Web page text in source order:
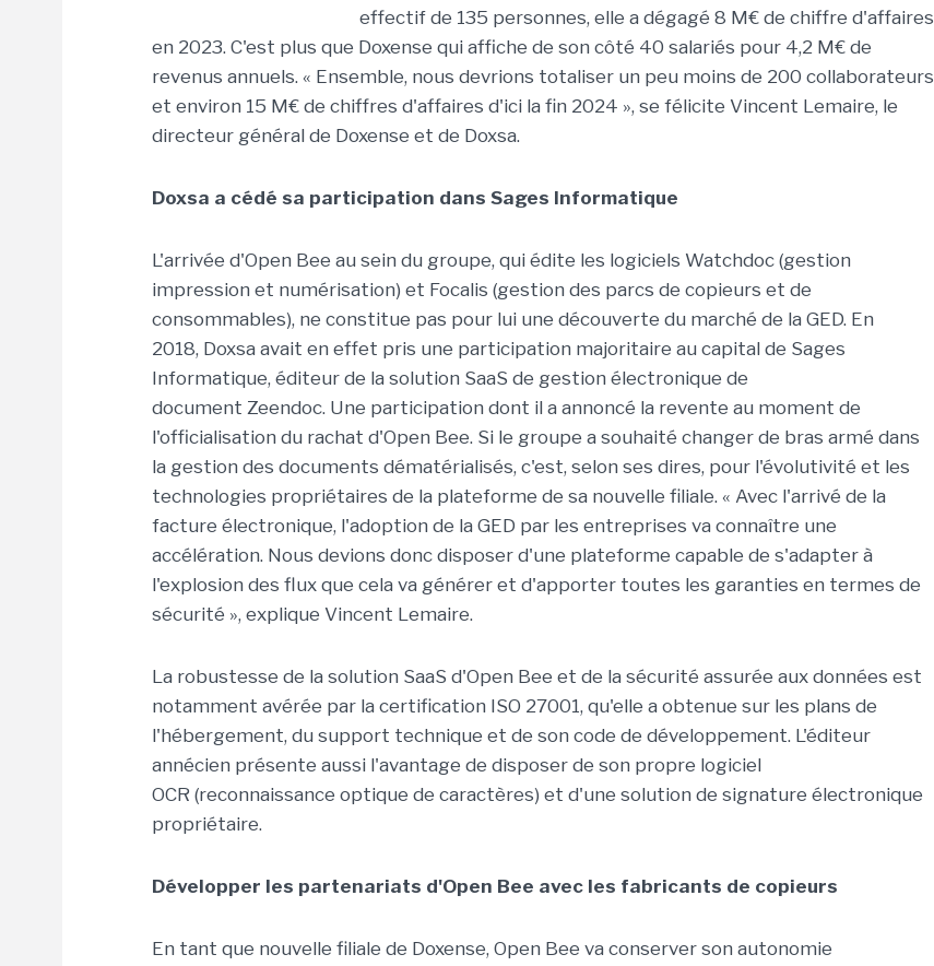
effectif de 135 personnes, elle a dégagé 8 M€ de chiffre d'affaires
en 2023. C'est plus que Doxense qui affiche de son côté 40 salariés pour 4,2 M€ de
revenus annuels. « Ensemble, nous devrions totaliser un peu moins de 200 collaborateurs
et environ 15 M€ de chiffres d'affaires d'ici la fin 2024 », se félicite Vincent Lemaire, le
directeur général de Doxense et de Doxsa.
Doxsa a cédé sa participation dans Sages Informatique
L'arrivée d'Open Bee au sein du groupe, qui édite les logiciels Watchdoc (gestion
impression et numérisation) et Focalis (gestion des parcs de copieurs et de
consommables), ne constitue pas pour lui une découverte du marché de la GED. En
2018, Doxsa avait en effet pris une participation majoritaire au capital de Sages
Informatique, éditeur de la solution SaaS de gestion électronique de
document Zeendoc. Une participation dont il a annoncé la revente au moment de
l'officialisation du rachat d'Open Bee. Si le groupe a souhaité changer de bras armé dans
la gestion des documents dématérialisés, c'est, selon ses dires, pour l'évolutivité et les
technologies propriétaires de la plateforme de sa nouvelle filiale. « Avec l'arrivé de la
facture électronique, l'adoption de la GED par les entreprises va connaître une
accélération. Nous devions donc disposer d'une plateforme capable de s'adapter à
l'explosion des flux que cela va générer et d'apporter toutes les garanties en termes de
sécurité », explique Vincent Lemaire.
La robustesse de la solution SaaS d'Open Bee et de la sécurité assurée aux données est
notamment avérée par la certification ISO 27001, qu'elle a obtenue sur les plans de
l'hébergement, du support technique et de son code de développement. L'éditeur
annécien présente aussi l'avantage de disposer de son propre logiciel
OCR (reconnaissance optique de caractères) et d'une solution de signature électronique
propriétaire.
Développer les partenariats d'Open Bee avec les fabricants de copieurs
En tant que nouvelle filiale de Doxense, Open Bee va conserver son autonomie